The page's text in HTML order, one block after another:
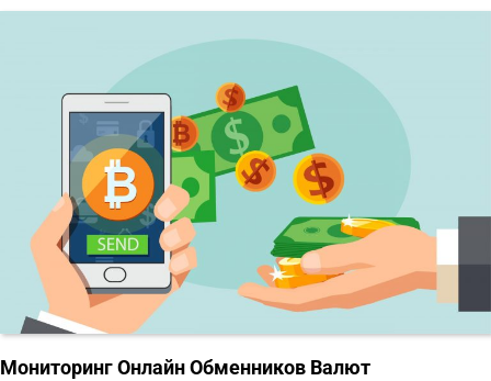
Мониторинг Онлайн Обменников Валют